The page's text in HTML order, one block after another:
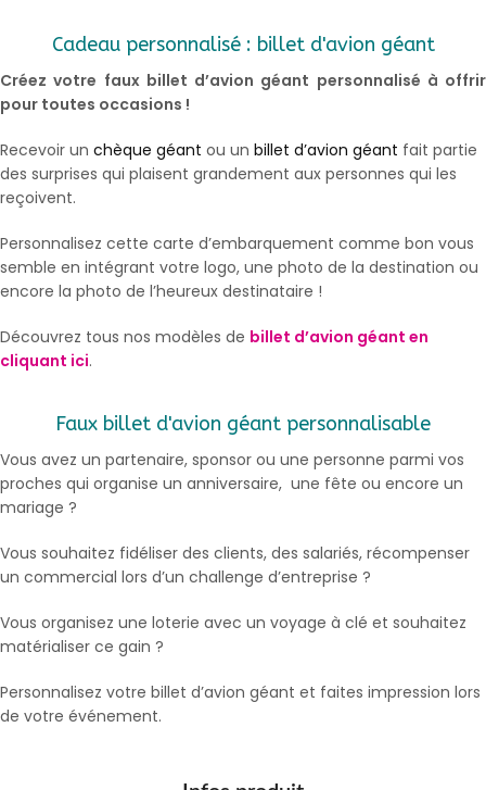
Cadeau personnalisé : billet d'avion géant
Créez votre faux billet d’avion géant personnalisé à offrir
pour toutes occasions !
Recevoir un chèque géant ou un billet d’avion géant fait partie
des surprises qui plaisent grandement aux personnes qui les
reçoivent.
Personnalisez cette carte d’embarquement comme bon vous
semble en intégrant votre logo, une photo de la destination ou
encore la photo de l’heureux destinataire !
Découvrez tous nos modèles de billet d’avion géant en
cliquant ici.
Faux billet d'avion géant personnalisable
Vous avez un partenaire, sponsor ou une personne parmi vos
proches qui organise un anniversaire, une fête ou encore un
mariage ?
Vous souhaitez fidéliser des clients, des salariés, récompenser
un commercial lors d’un challenge d’entreprise ?
Vous organisez une loterie avec un voyage à clé et souhaitez
matérialiser ce gain ?
Personnalisez votre billet d’avion géant et faites impression lors
de votre événement.